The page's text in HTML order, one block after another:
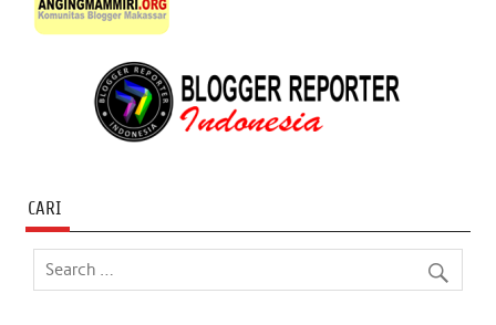
CARI